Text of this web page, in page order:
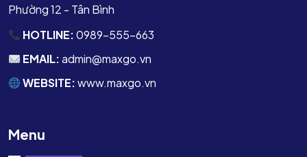
Phường 12 - Tân Bình
HOTLINE:0989-555-663
EMAIL:admin@maxgo.vn
WEBSITE:www.maxgo.vn
Menu